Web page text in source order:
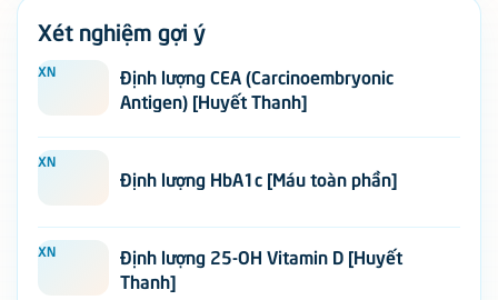
Xét nghiệm gợi ý
XN
Định lượng CEA (Carcinoembryonic
Antigen) [Huyết Thanh]
XN
Định lượng HbA1c [Máu toàn phần]
XN
Định lượng 25-OH Vitamin D [Huyết
Thanh]